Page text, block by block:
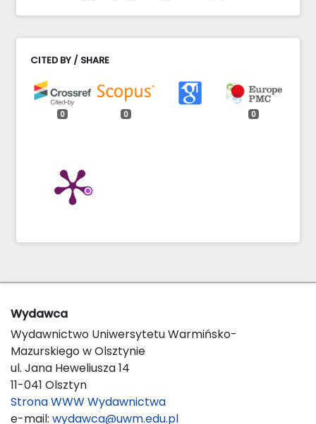
CITED BY / SHARE
0 0 0
Wydawca
Wydawnictwo Uniwersytetu Warmińsko-
Mazurskiego w Olsztynie
ul. Jana Heweliusza 14
11-041 Olsztyn
Strona WWW Wydawnictwa
e-mail: wydawca@uwm.edu.pl